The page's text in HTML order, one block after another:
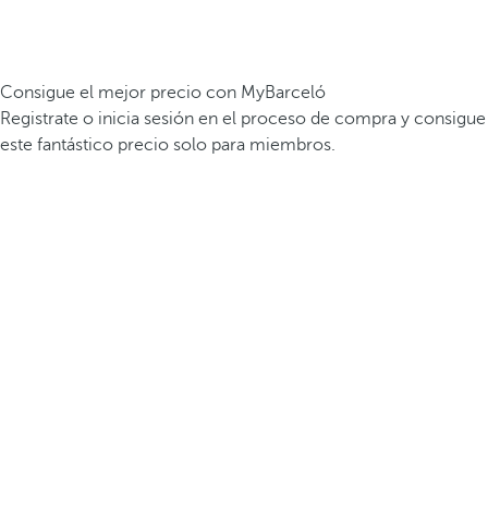
Consigue el mejor precio con MyBarceló
Registrate o inicia sesión en el proceso de compra y consigue
este fantástico precio solo para miembros.